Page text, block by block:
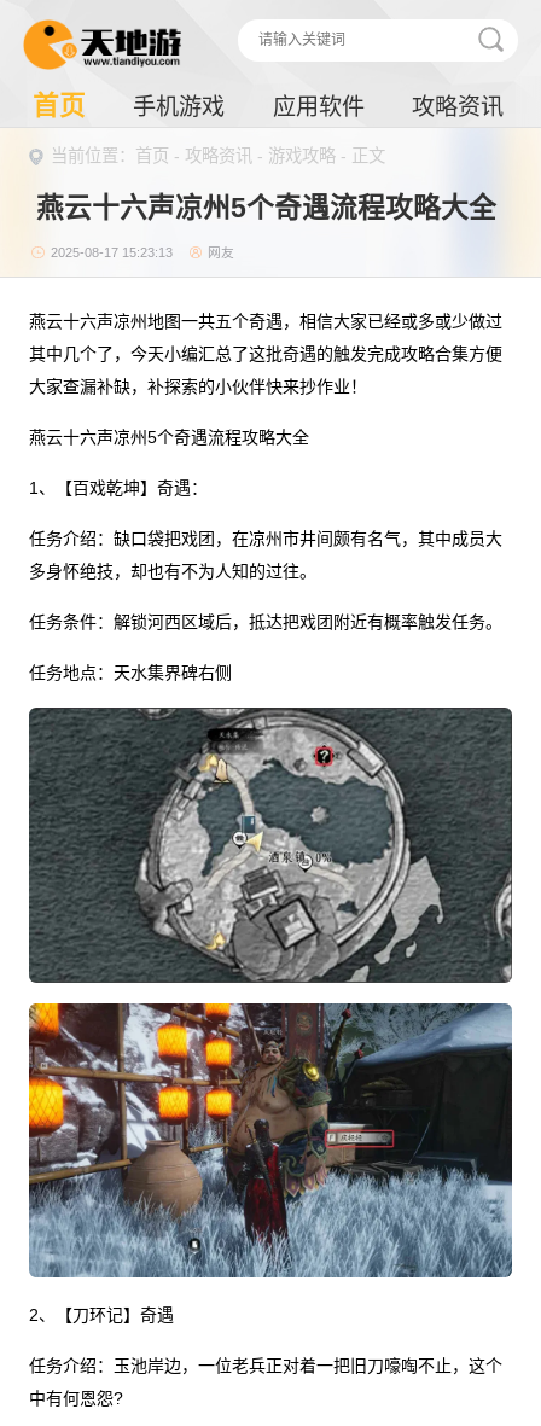
首页 手机游戏 应用软件 攻略资讯
当前位置： 首页 - 攻略资讯 - 游戏攻略 - 正文
燕云十六声凉州5个奇遇流程攻略大全
2025-08-17 15:23:13 网友
燕云十六声凉州地图一共五个奇遇，相信大家已经或多或少做过
其中几个了，今天小编汇总了这批奇遇的触发完成攻略合集方便
大家查漏补缺，补探索的小伙伴快来抄作业！
燕云十六声凉州5个奇遇流程攻略大全
1、【百戏乾坤】奇遇：
任务介绍：缺口袋把戏团，在凉州市井间颇有名气，其中成员大
多身怀绝技，却也有不为人知的过往。
任务条件：解锁河西区域后，抵达把戏团附近有概率触发任务。
任务地点：天水集界碑右侧
2、【刀环记】奇遇
任务介绍：玉池岸边，一位老兵正对着一把旧刀嚎啕不止，这个
中有何恩怨?